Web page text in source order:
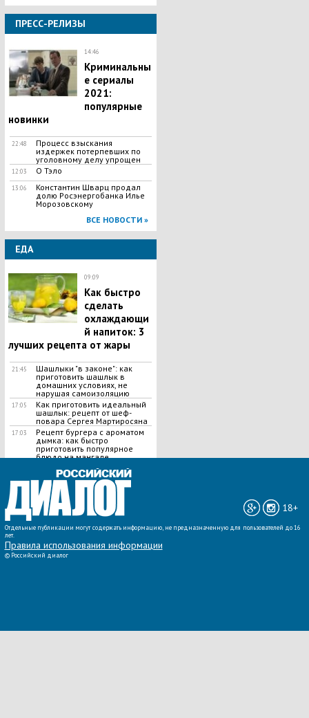
ПРЕСС-РЕЛИЗЫ
14:46
Криминальны
е сериалы
2021:
популярные
новинки
22:48
Процесс взыскания
издержек потерпевших по
уголовному делу упрощен
12:03 О Тэло
13:06
Константин Шварц продал
долю Росэнергобанка Илье
Морозовскому
ВСЕ НОВОСТИ »
ЕДА
09:09
Как быстро
сделать
охлаждающи
й напиток: 3
лучших рецепта от жары
21:45
Шашлыки "в законе": как
приготовить шашлык в
домашних условиях, не
нарушая самоизоляцию
17:05
Как приготовить идеальный
шашлык​: рецепт от шеф-
повара Сергея Мартиросяна
17:03
Рецепт бургера с ароматом
дымка: как быстро
приготовить популярное
блюдо на мангале
ВСЕ НОВОСТИ »
18+
Отдельные публикации могут содержать информацию, не предназначенную для пользователей до 16
лет.
Правила использования информации
© Российский диалог